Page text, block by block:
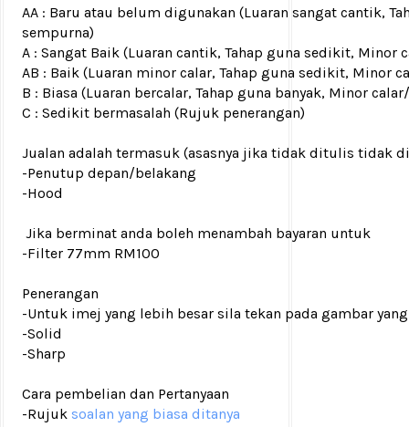
AA : Baru atau belum digunakan (Luaran sangat cantik,
sempurna)
A : Sangat Baik (Luaran cantik, Tahap guna sedikit,
AB : Baik (Luaran minor calar, Tahap guna sedikit, Minor
B : Biasa (Luaran bercalar, Tahap guna banyak, Minor
C : Sedikit bermasalah (Rujuk penerangan)
Jualan adalah termasuk (asasnya jika tidak ditulis tidak
-Penutup depan/belakang
-Hood
Jika berminat anda boleh menambah bayaran untuk
-Filter 77mm RM100
Penerangan
-Untuk imej yang lebih besar sila tekan pada gambar
-Solid
-Sharp
Cara pembelian dan Pertanyaan
-Rujuk soalan yang biasa ditanya